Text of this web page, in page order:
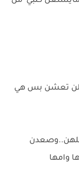
تعشن بس هي
وامها